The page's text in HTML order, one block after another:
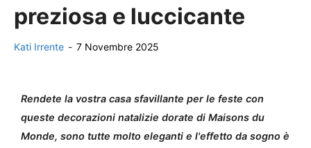
preziosa e luccicante
Kati Irrente - 7 Novembre 2025
Rendete la vostra casa sfavillante per le feste con
queste decorazioni natalizie dorate di Maisons du
Monde, sono tutte molto eleganti e l'effetto da sogno è